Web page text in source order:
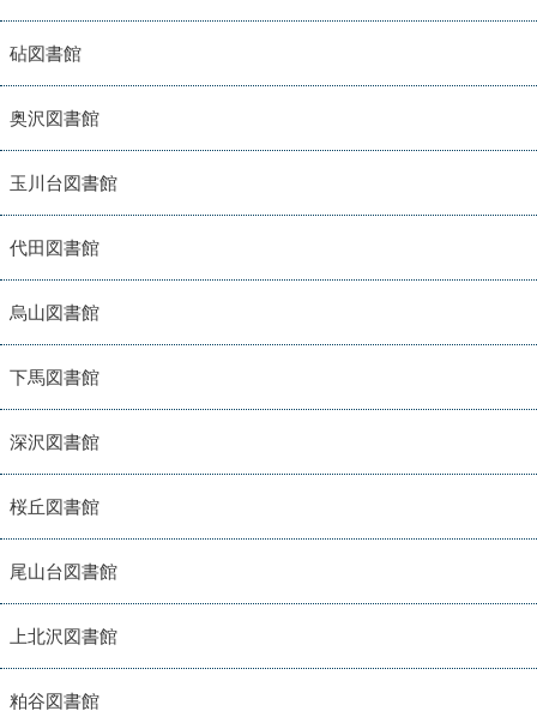
砧図書館
奥沢図書館
玉川台図書館
代田図書館
烏山図書館
下馬図書館
深沢図書館
桜丘図書館
尾山台図書館
上北沢図書館
粕谷図書館